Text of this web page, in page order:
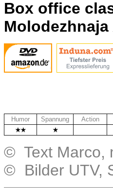
Box office
Humor Spannung Action
© Text Marco,
© Bilder UTV,